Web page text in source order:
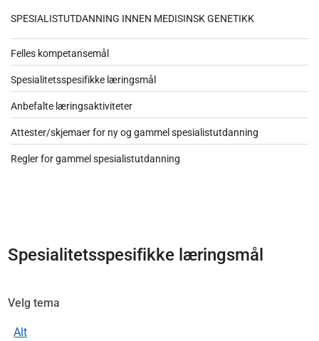
SPESIALISTUTDANNING INNEN MEDISINSK GENETIKK
Felles kompetansemål
Spesialitetsspesifikke læringsmål
Anbefalte læringsaktiviteter
Attester/skjemaer for ny og gammel spesialistutdanning
Regler for gammel spesialistutdanning
Spesialitetsspesifikke læringsmål
Velg tema
Alt